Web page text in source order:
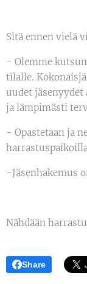
Sitä ennen vielä
- Olemme
tilalle.
uudet jäsenyydet
ja lämpimästi
- Opastetaan ja
-Jäsenhakemus
Nähdään
Share